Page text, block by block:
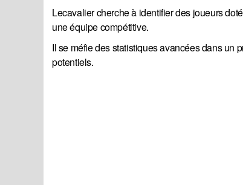
Lecavalier cherche à identifier des joueurs
une équipe compétitive.
Il se méfie des statistiques avancées dans un
potentiels.